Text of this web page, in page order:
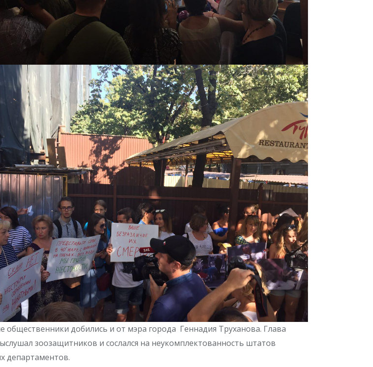
общественники добились и от мэра города Геннадия Труханова. Глава
зоозащитников и сослался на неукомплектованность штатов
департаментов.